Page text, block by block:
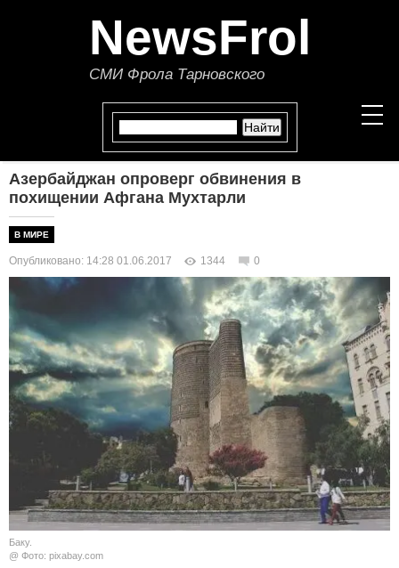
NewsFrol
СМИ Фрола Тарновского
НОВОСТИ
ПОЛИТИКА
ЭКОНОМИКА
В МИРЕ
ОБЩЕСТВО
КУЛЬТУРА
НАУКА
СПОРТ
Азербайджан опроверг обвинения в
похищении Афгана Мухтарли
В МИРЕ
Опубликовано: 14:28 01.06.2017 1344 0
Баку.
@ Фото: pixabay.com